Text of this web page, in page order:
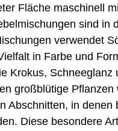
Fläche maschinell
sind in
verwendet
in Farbe und
Krokus, Schneeglanz
großblütige Pflanzen
Abschnitten, in denen
Diese besondere